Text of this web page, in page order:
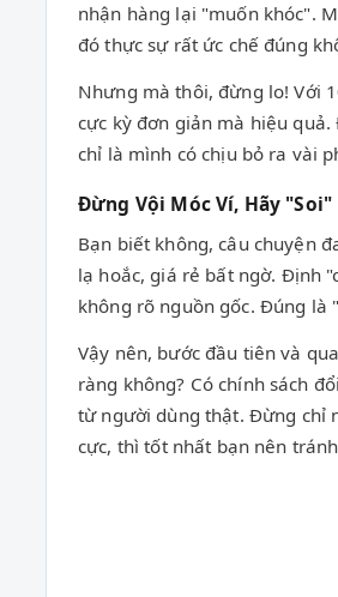
nhận hàng lại "muốn khóc".
đó thực sự rất ức chế đúng
Nhưng mà thôi, đừng lo! Với
cực kỳ đơn giản mà hiệu
chỉ là mình có chịu bỏ ra vài
Đừng Vội Móc Ví, Hãy
Bạn biết không, câu chuyện
lạ hoắc, giá rẻ bất ngờ. Định
không rõ nguồn gốc. Đúng là
Vậy nên, bước đầu tiên và
ràng không? Có chính sách
từ người dùng thật. Đừng chỉ
cực, thì tốt nhất bạn nên